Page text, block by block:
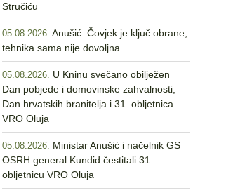
Stručiću
05.08.2026. Anušić: Čovjek je ključ obrane,
tehnika sama nije dovoljna
05.08.2026. U Kninu svečano obilježen
Dan pobjede i domovinske zahvalnosti,
Dan hrvatskih branitelja i 31. obljetnica
VRO Oluja
05.08.2026. Ministar Anušić i načelnik GS
OSRH general Kundid čestitali 31.
obljetnicu VRO Oluja